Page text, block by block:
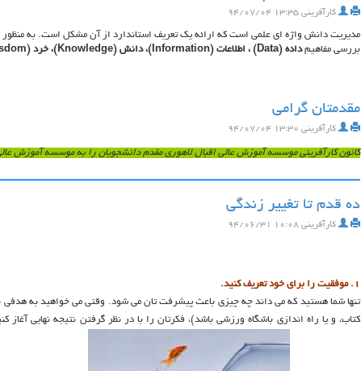
کارآفرینی ۱۳:۳۵ ۹۴/۰۷/۰۴
مدیریت دانش واژه ای علمی است که ارائه یک تعریف استاندارد از آن مشکل است. به منظور
بررسي مفاهيمداده (Data) ، اطلاعات (Information)، دانش (Knowledge)، خرد (Wisdom)
مقدمتان گرامی
کارآفرینی ۱۳:۳۰ ۹۴/۰۷/۰۴
کانون کارآفرینی موسسه آموزش عالی اقبال لاهوری مقدم دانشجویان را به موسسه آموزش
ده قدم تا تغییر زندگی
کارآفرینی ۱۰:۰۸ ۹۴/۰۶/۳۱
۱. موفقیت را برای خود تعریف کنید.
تنها شما هستید که می داند چه چیزی باعث پیشرفت تان می شود. وقتی می خواهید به
کتاب، و یا راه اندازی باشگاه ورزشی باشد)، فکرتان را با در نظر گرفتن نتیجه نهایی